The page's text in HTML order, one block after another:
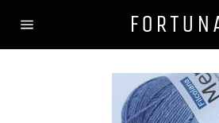
videre